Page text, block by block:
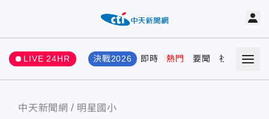
LIVE 24HR 決戰2026 即時 熱門 要聞 社會 娛樂
中天新聞網 明星國小